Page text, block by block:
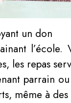
un don
les repas
parrain
même à